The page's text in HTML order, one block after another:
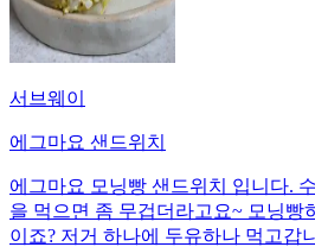
서브웨이
에그마요 샌드위치
에그마요 모닝빵 샌드위치 입니다.
을 먹으면 좀 무겁더라고요~ 모닝빵
이죠? 저거 하나에 두유하나 먹고갑